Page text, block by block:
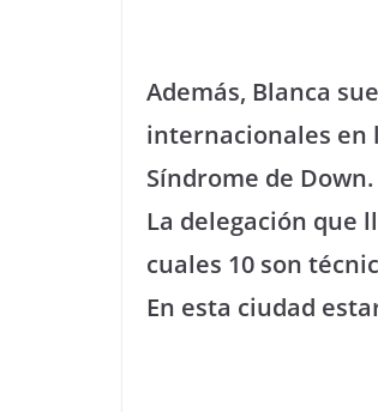
Además, Blanca
internacionales en
Síndrome de Down.
La delegación que
cuales 10 son
En esta ciudad